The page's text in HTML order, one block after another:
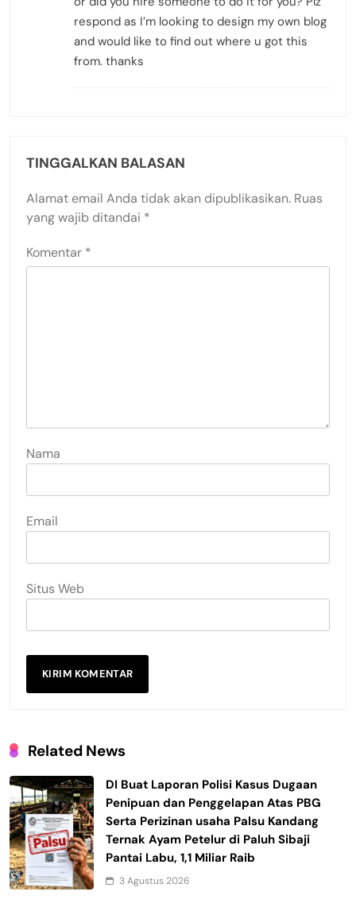
respond as I’m looking to design my own blog
and would like to find out where u got this
from. thanks
TINGGALKAN BALASAN
Alamat email Anda tidak akan dipublikasikan. Ruas
yang wajib ditandai *
Komentar *
Nama
Email
Situs Web
Related News
DI Buat Laporan Polisi Kasus Dugaan
Penipuan dan Penggelapan Atas PBG
Serta Perizinan usaha Palsu Kandang
Ternak Ayam Petelur di Paluh Sibaji
Pantai Labu, 1,1 Miliar Raib
3 Agustus 2026